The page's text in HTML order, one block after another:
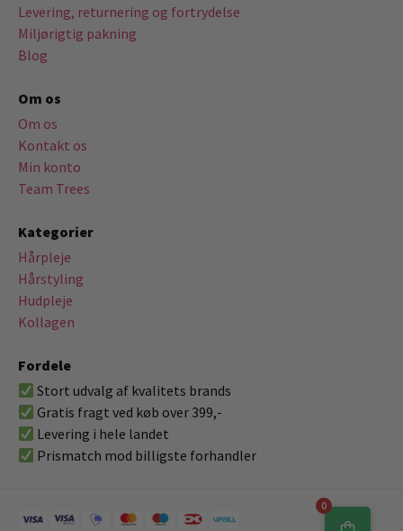
Levering, returnering og fortrydelse
Miljørigtig pakning
Blog
Om os
Om os
Kontakt os
Min konto
Team Trees
Kategorier
Hårpleje
Hårstyling
Hudpleje
Kollagen
Fordele
Stort udvalg af kvalitets brands
Gratis fragt ved køb over 399,-
Levering i hele landet
Prismatch mod billigste forhandler
0